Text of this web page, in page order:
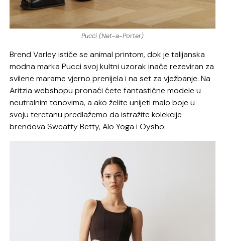
Pucci (Net-a-Porter)
Brend Varley ističe se animal printom, dok je talijanska
modna marka Pucci svoj kultni uzorak inače rezeviran za
svilene marame vjerno prenijela i na set za vježbanje. Na
Aritzia webshopu pronaći ćete fantastične modele u
neutralnim tonovima, a ako želite unijeti malo boje u
svoju teretanu predlažemo da istražite kolekcije
brendova Sweatty Betty, Alo Yoga i Oysho.